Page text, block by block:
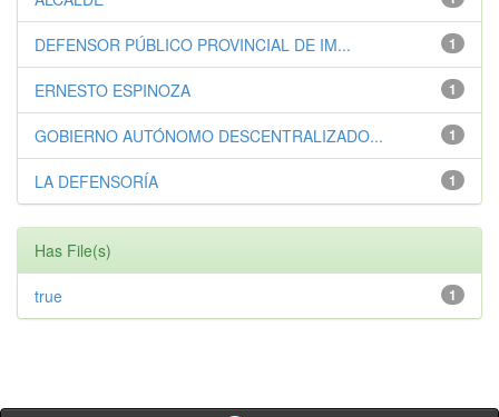
1
DEFENSOR PÚBLICO PROVINCIAL DE IM...
1
ERNESTO ESPINOZA
1
GOBIERNO AUTÓNOMO DESCENTRALIZADO...
1
LA DEFENSORÍA
Has File(s)
1
true